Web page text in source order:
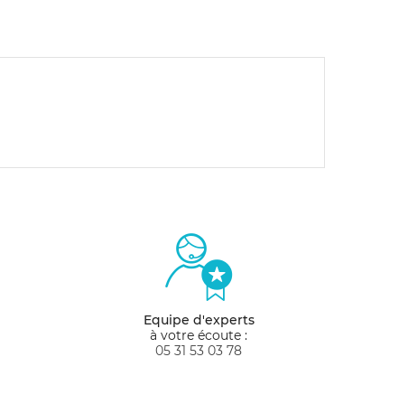
Equipe d'experts
à votre écoute :
05 31 53 03 78